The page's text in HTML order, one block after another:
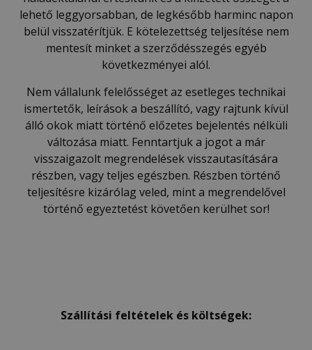
lehető leggyorsabban, de legkésőbb harminc napon
belül visszatérítjük. E kötelezettség teljesítése nem
mentesít minket a szerződésszegés egyéb
következményei alól.
Nem vállalunk felelősséget az esetleges technikai
ismertetők, leírások a beszállító, vagy rajtunk kívül
álló okok miatt történő előzetes bejelentés nélküli
változása miatt. Fenntartjuk a jogot a már
visszaigazolt megrendelések visszautasítására
részben, vagy teljes egészben. Részben történő
teljesítésre kizárólag veled, mint a megrendelővel
történő egyeztetést követően kerülhet sor!
Szállítási feltételek és költségek: